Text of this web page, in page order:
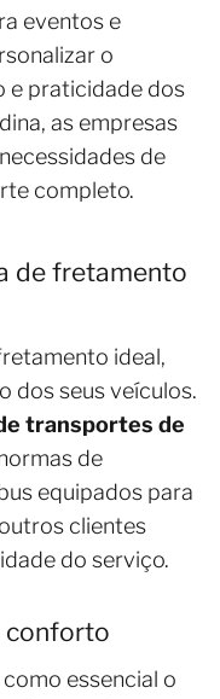
eventos e
o
e praticidade dos
as empresas
de
completo.
de fretamento
ideal,
dos seus veículos.
transportes de
de
equipados para
clientes
do serviço.
conforto
essencial o